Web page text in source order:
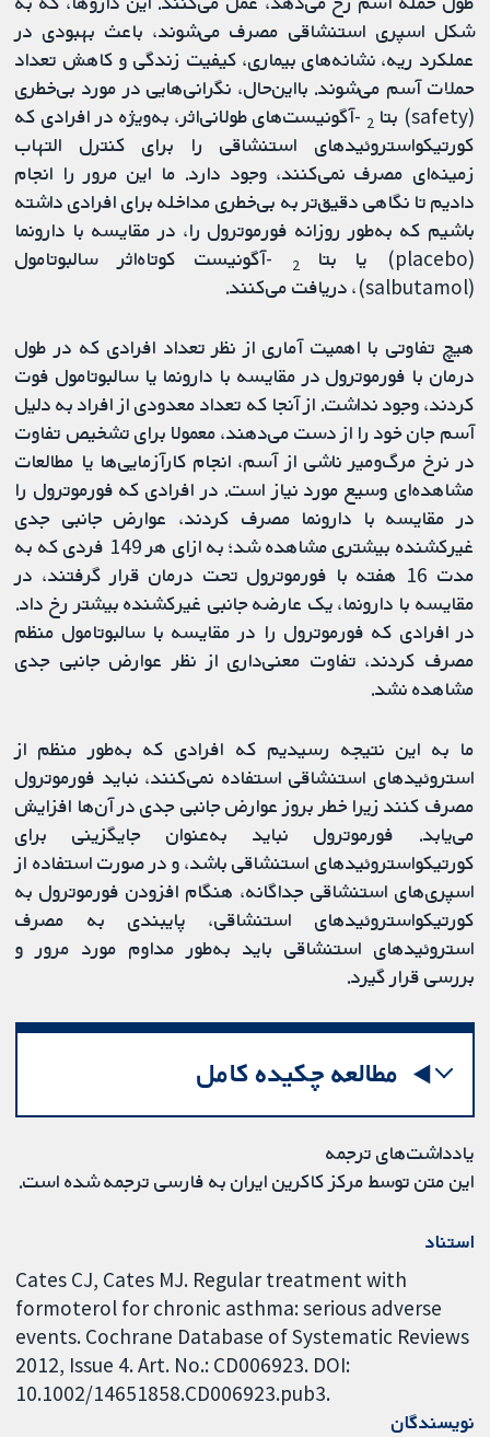
شکل اسپری استنشاقی مصرف می‌شوند، باعث بهبودی در
عملکرد ریه، نشانه‌های بیماری، کیفیت زندگی و کاهش تعداد
حملات آسم می‌شوند. بااین‌حال، نگرانی‌هایی در مورد بی‌خطری
(safety) بتا
2 -آگونیست‌های طولانی‌اثر، به‌ویژه در افرادی که
کورتیکواستروئیدهای استنشاقی را برای کنترل التهاب
زمینه‌ای مصرف نمی‌کنند، وجود دارد. ما این مرور را انجام
دادیم تا نگاهی دقیق‌تر به بی‌خطری مداخله برای افرادی داشته
باشیم که به‌طور روزانه فورموترول را، در مقایسه با دارونما
(placebo) یا بتا
2
-آگونیست کوتاه‌اثر سالبوتامول
(salbutamol)، دریافت می‌کنند.
هیچ تفاوتی با اهمیت آماری از نظر تعداد افرادی که در طول
درمان با فورموترول در مقایسه با دارونما یا سالبوتامول فوت
کردند، وجود نداشت. از آنجا که تعداد معدودی از افراد به دلیل
آسم جان خود را از دست می‌دهند، معمولا برای تشخیص تفاوت
در نرخ مرگ‌ومیر ناشی از آسم، انجام کارآزمایی‌ها یا مطالعات
مشاهده‌ای وسیع مورد نیاز است. در افرادی که فورموترول را
در مقایسه با دارونما مصرف کردند، عوارض جانبی جدی
غیرکشنده بیشتری مشاهده شد؛ به ازای هر 149 فردی که به
مدت 16 هفته با فورموترول تحت درمان قرار گرفتند، در
مقایسه با دارونما، یک عارضه جانبی غیرکشنده بیشتر رخ داد.
در افرادی که فورموترول را در مقایسه با سالبوتامول منظم
مصرف کردند، تفاوت معنی‌داری از نظر عوارض جانبی جدی
مشاهده نشد.
ما به این نتیجه رسیدیم که افرادی که به‌طور منظم از
استروئیدهای استنشاقی استفاده نمی‌کنند، نباید فورموترول
مصرف کنند زیرا خطر بروز عوارض جانبی جدی در آن‌ها افزایش
می‌یابد. فورموترول نباید به‌عنوان جایگزینی برای
کورتیکواستروئیدهای استنشاقی باشد، و در صورت استفاده از
اسپری‌های استنشاقی جداگانه، هنگام افزودن فورموترول به
کورتیکواستروئیدهای استنشاقی، پایبندی به مصرف
استروئیدهای استنشاقی باید به‌طور مداوم مورد مرور و
بررسی قرار گیرد.
مطالعه چکیده کامل
یادداشت‌های ترجمه
این متن توسط مرکز کاکرین ایران به فارسی ترجمه شده است.
استناد
Cates CJ, Cates MJ. Regular treatment with
formoterol for chronic asthma: serious adverse
events. Cochrane Database of Systematic Reviews
2012, Issue 4. Art. No.: CD006923. DOI:
10.1002/14651858.CD006923.pub3.
نویسندگان